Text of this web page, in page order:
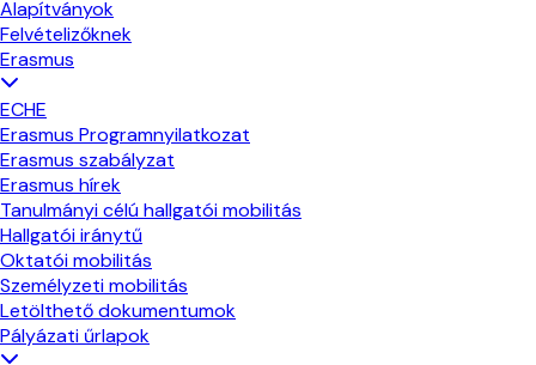
Alapítványok
Felvételizőknek
Erasmus
ECHE
Erasmus Programnyilatkozat
Erasmus szabályzat
Erasmus hírek
Tanulmányi célú hallgatói mobilitás
Hallgatói iránytű
Oktatói mobilitás
Személyzeti mobilitás
Letölthető dokumentumok
Pályázati űrlapok